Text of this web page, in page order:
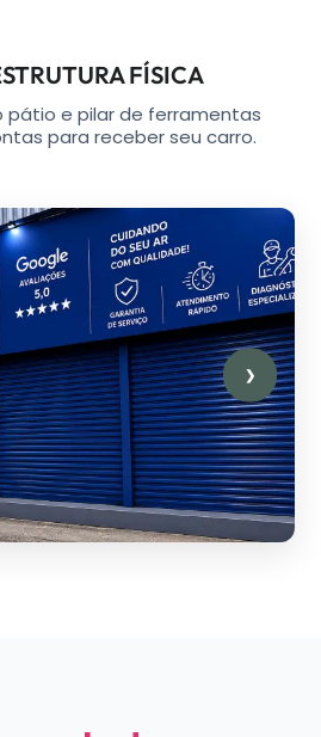
FÍSICA
pátio e pilar de ferramentas
para receber seu carro.
❯